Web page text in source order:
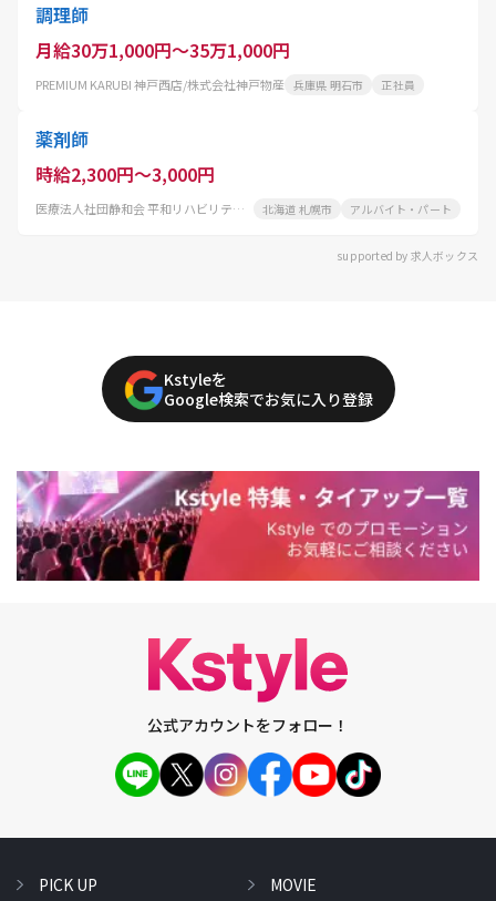
調理師
月給30万1,000円～35万1,000円
PREMIUM KARUBI 神戸西店/株式会社神戸物産 兵庫県 明石市 正社員
薬剤師
時給2,300円～3,000円
医療法人社団静和会 平和リハビリテーション病院 北海道 札幌市 アルバイト・パート
supported by 求人ボックス
Kstyleを
Google検索でお気に入り登録
公式アカウントをフォロー！
PICK UP MOVIE